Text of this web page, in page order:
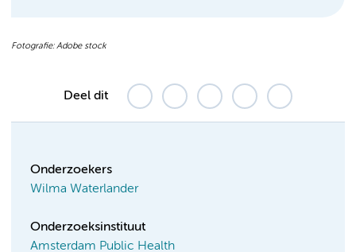
Fotografie: Adobe stock
Deel dit
Onderzoekers
Wilma Waterlander
Onderzoeksinstituut
Amsterdam Public Health